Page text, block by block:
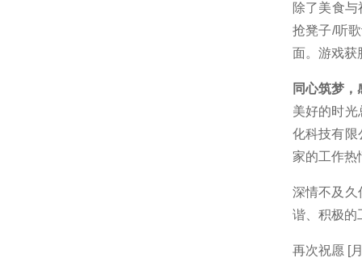
除了美食
抢凳子/听
面。游戏获
同心筑梦，
美好的时光
化科技有限
家的工作热
深情不及久
谐、积极的
再次祝愿 [